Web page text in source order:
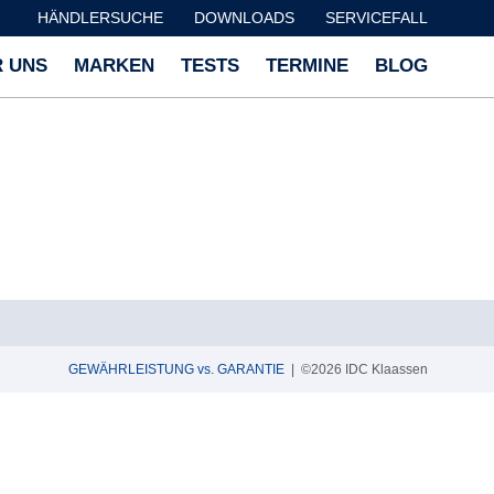
HÄNDLERSUCHE DOWNLOADS SERVICEFALL
UNS MARKEN TESTS TERMINE BLOG
GEWÄHRLEISTUNG vs. GARANTIE | ©2026 IDC Klaassen